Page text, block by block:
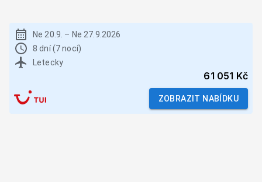
Ne 20.9. – Ne 27.9.2026
8 dní (7 nocí)
Letecky
61 051 Kč
ZOBRAZIT NABÍDKU